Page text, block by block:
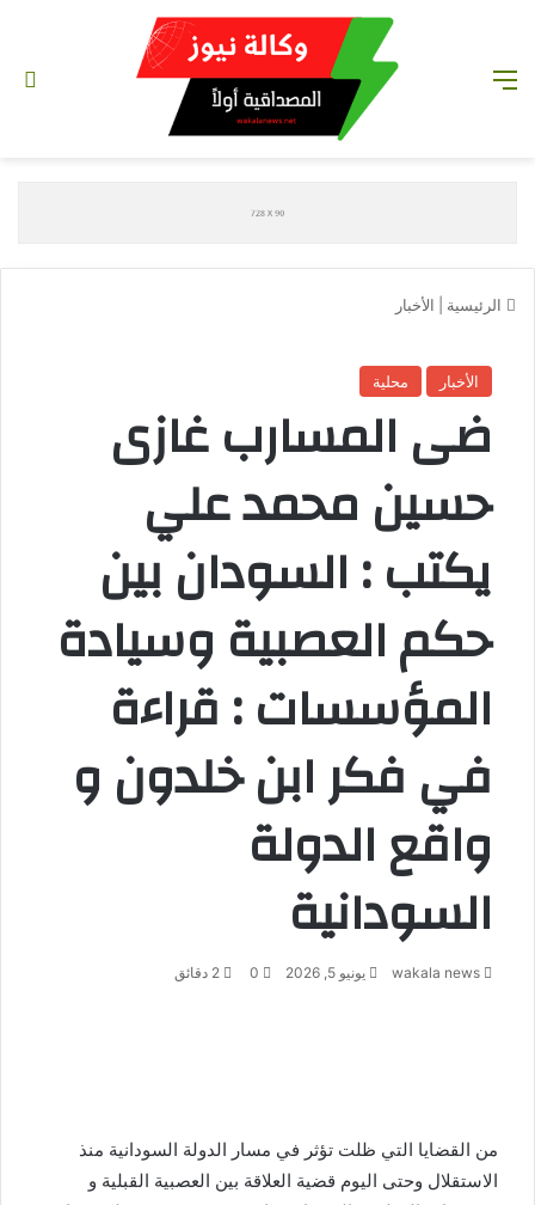
الرئيسية الأخبار
الأخبار محلية
ضى المسارب غازى
حسين محمد علي
يكتب : السودان بين
حكم العصبية وسيادة
المؤسسات : قراءة
في فكر ابن خلدون و
واقع الدولة
السودانية
wakala news يونيو 5, 2026 0
من القضايا التي ظلت تؤثر في مسار الدولة السودانية منذ
الاستقلال وحتى اليوم قضية العلاقة بين العصبية القبلية و